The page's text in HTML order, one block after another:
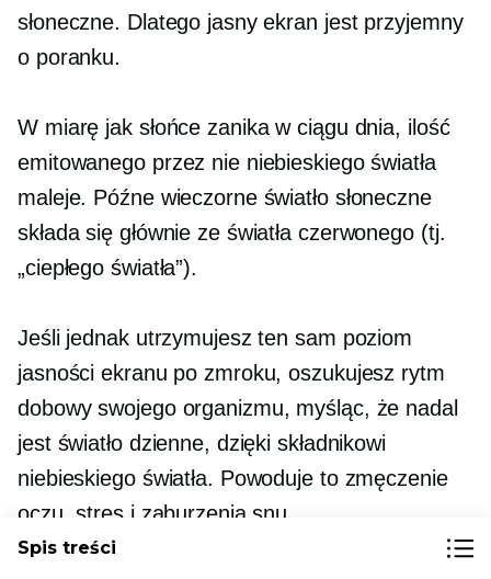
słoneczne. Dlatego jasny ekran jest przyjemny
o poranku.
W miarę jak słońce zanika w ciągu dnia, ilość
emitowanego przez nie niebieskiego światła
maleje. Późne wieczorne światło słoneczne
składa się głównie ze światła czerwonego (tj.
„ciepłego światła”).
Jeśli jednak utrzymujesz ten sam poziom
jasności ekranu po zmroku, oszukujesz rytm
dobowy swojego organizmu, myśląc, że nadal
jest światło dzienne, dzięki składnikowi
niebieskiego światła. Powoduje to zmęczenie
oczu, stres i zaburzenia snu.
Spis treści